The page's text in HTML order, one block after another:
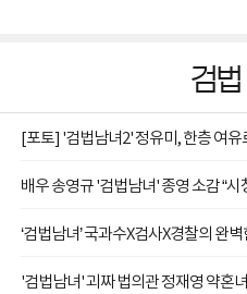
검
[포토] '검법남녀2' 정유미, 한층 여유